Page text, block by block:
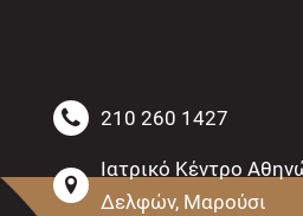
210 260 1427
Ιατρικό Κέντρο
Δελφών, Μαρούσι